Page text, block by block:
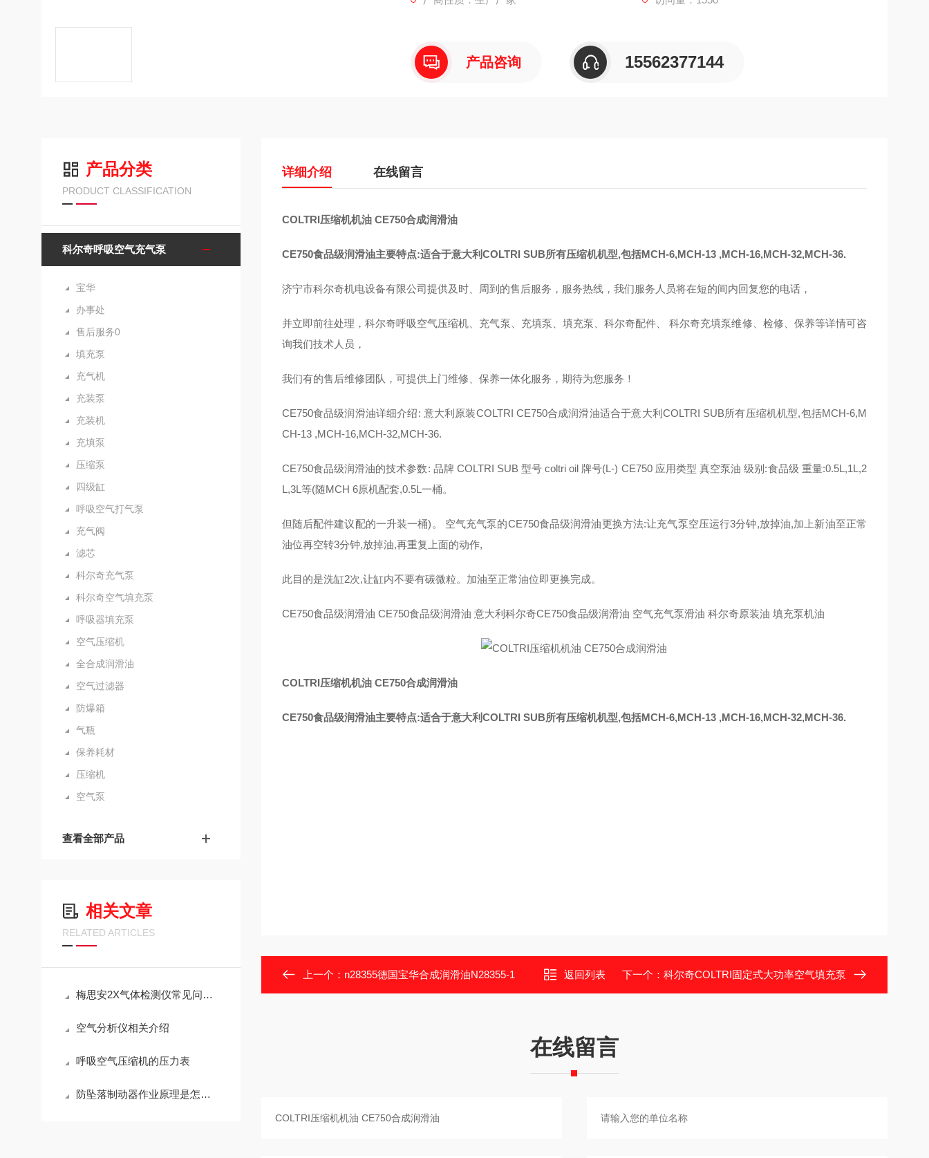
产品咨询 15562377144
产品分类
PRODUCT CLASSIFICATION
科尔奇呼吸空气充气泵
宝华
办事处
售后服务0
填充泵
充气机
充装泵
充装机
充填泵
压缩泵
四级缸
呼吸空气打气泵
充气阀
滤芯
科尔奇充气泵
科尔奇空气填充泵
呼吸器填充泵
空气压缩机
全合成润滑油
空气过滤器
防爆箱
气瓶
保养耗材
压缩机
空气泵
查看全部产品
相关文章
RELATED ARTICLES
梅思安2X气体检测仪常见问题解答
空气分析仪相关介绍
呼吸空气压缩机的压力表
防坠落制动器作业原理是怎样的一文秒懂
详细介绍 在线留言
COLTRI压缩机机油 CE750合成润滑油
CE750食品级润滑油主要特点:适合于意大利COLTRI SUB所有压缩机机型,包括MCH-6,MCH-13 ,MCH-16,MCH-32,MCH-36.
济宁市科尔奇机电设备有限公司提供及时、周到的售后服务，服务热线，我们服务人员将在短的间内回复您的电话，
并立即前往处理，科尔奇呼吸空气压缩机、充气泵、充填泵、填充泵、科尔奇配件、 科尔奇充填泵维修、检修、保养等详情可咨
询我们技术人员，
我们有的售后维修团队，可提供上门维修、保养一体化服务，期待为您服务！
CE750食品级润滑油详细介绍: 意大利原装COLTRI CE750合成润滑油适合于意大利COLTRI SUB所有压缩机机型,包括MCH-6,M
CH-13 ,MCH-16,MCH-32,MCH-36.
CE750食品级润滑油的技术参数: 品牌 COLTRI SUB 型号 coltri oil 牌号(L-) CE750 应用类型 真空泵油 级别:食品级 重量:0.5L,1L,2
L,3L等(随MCH 6原机配套,0.5L一桶。
但随后配件建议配的一升装一桶)。 空气充气泵的CE750食品级润滑油更换方法:让充气泵空压运行3分钟,放掉油,加上新油至正常
油位再空转3分钟,放掉油,再重复上面的动作,
此目的是洗缸2次,让缸内不要有碳微粒。加油至正常油位即更换完成。
CE750食品级润滑油 CE750食品级润滑油 意大利科尔奇CE750食品级润滑油 空气充气泵滑油 科尔奇原装油 填充泵机油
COLTRI压缩机机油 CE750合成润滑油
CE750食品级润滑油主要特点:适合于意大利COLTRI SUB所有压缩机机型,包括MCH-6,MCH-13 ,MCH-16,MCH-32,MCH-36.
上一个： n28355德国宝华合成润滑油N28355-1 返回列表 下一个： 科尔奇COLTRI固定式大功率空气填充泵
在线留言